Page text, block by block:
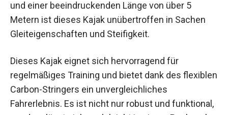
und einer beeindruckenden Länge von über 5
Metern ist dieses Kajak unübertroffen in Sachen
Gleiteigenschaften und Steifigkeit.
Dieses Kajak eignet sich hervorragend für
regelmäßiges Training und bietet dank des
flexiblen Carbon-Stringers ein unvergleichliches
Fahrerlebnis. Es ist nicht nur robust und